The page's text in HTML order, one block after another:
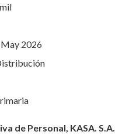
2026
de Personal, KASA. S.A.